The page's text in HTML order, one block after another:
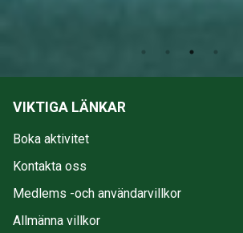
VIKTIGA LÄNKAR
Boka aktivitet
Kontakta oss
Medlems -och användarvillkor
Allmänna villkor